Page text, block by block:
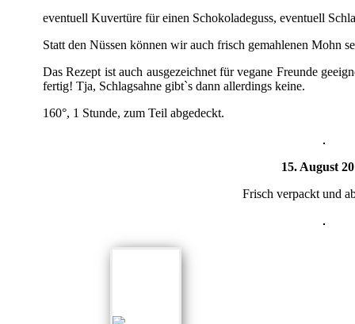
eventuell Kuvertüre für einen Schokoladeguss, eventuell
Statt den Nüssen können wir auch frisch gemahlenen Mohn
Das Rezept ist auch ausgezeichnet für vegane Freunde
fertig! Tja, Schlagsahne gibt`s dann allerdings keine.
160°, 1 Stunde, zum Teil abgedeckt.
15. August
Frisch verpackt und